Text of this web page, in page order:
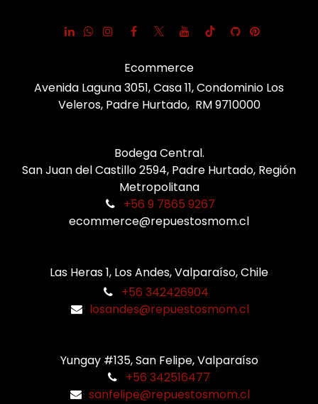
Ecommerce
Avenida Laguna 3051, Casa 11, Condominio Los
Veleros, Padre Hurtado, RM 9710000
Bodega Central.
San Juan del Castillo 2594, Padre Hurtado, Región
Metropolitana
+56 9 7865 9267
ecommerce@repuestosmom.cl
Las Heras 1, Los Andes, Valparaíso, Chile
+56 342426904
losandes@repuestosmom.cl
Yungay #135, San Felipe, Valparaíso
+56 342516477
sanfelipe@repuestosmom.cl